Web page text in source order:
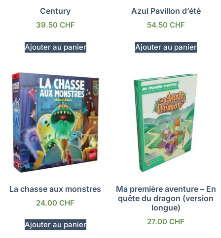
Century
39.50 CHF
Ajouter au panier
Azul Pavillon d’été
54.50 CHF
Ajouter au panier
La chasse aux monstres
24.00 CHF
Ajouter au panier
Ma première aventure – En
quête du dragon (version
longue)
27.00 CHF